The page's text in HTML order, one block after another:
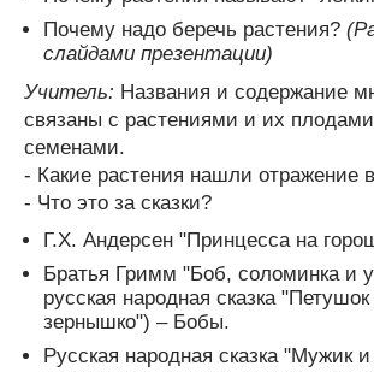
Почему надо беречь растения?
слайдами презентации)
Учитель: Названия и содержание
связаны с растениями и их
семенами.
- Какие растения нашли отражение в
- Что это за сказки?
Г.Х. Андерсен "Принцесса на
Братья Гримм "Боб, соломинка и
русская народная сказка
зернышко") – Бобы.
Русская народная сказка "Мужик